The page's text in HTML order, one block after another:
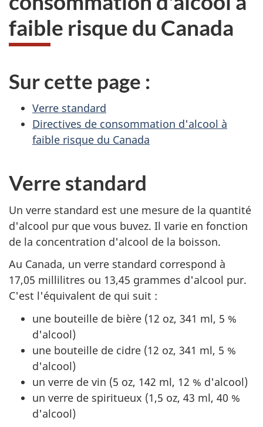
faible risque du Canada
Sur cette page :
Verre standard
Directives de consommation d'alcool à
faible risque du Canada
Verre standard
Un verre standard est une mesure de la quantité
d'alcool pur que vous buvez. Il varie en fonction
de la concentration d'alcool de la boisson.
Au Canada, un verre standard correspond à
17,05 millilitres ou 13,45 grammes d'alcool pur.
C'est l'équivalent de qui suit :
une bouteille de bière (12 oz, 341 ml, 5 %
d'alcool)
une bouteille de cidre (12 oz, 341 ml, 5 %
d'alcool)
un verre de vin (5 oz, 142 ml, 12 % d'alcool)
un verre de spiritueux (1,5 oz, 43 ml, 40 %
d'alcool)